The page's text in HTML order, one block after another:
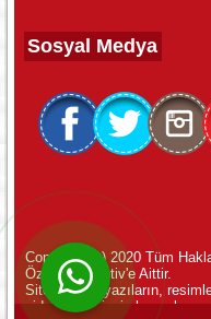
WhatsApp
Sosyal Medya
Copyright (c) 2020 Tüm
Özkar Otomotiv'e Aittir.
Sitemizdeki yazıların,
videoların izinsiz